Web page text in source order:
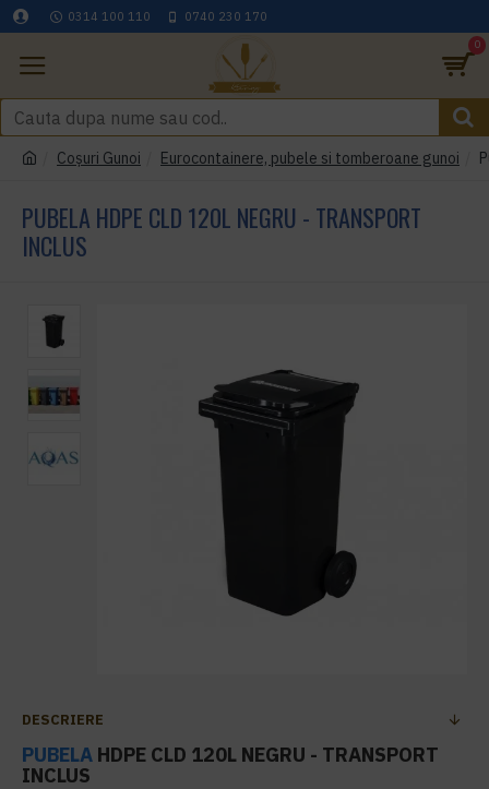
0314 100 110 0740 230 170
0
Coşuri Gunoi Eurocontainere, pubele si tomberoane gunoi
PUBELA HDPE CLD 120L NEGRU - TRANSPORT
INCLUS
DESCRIERE
PUBELA HDPE CLD 120L NEGRU - TRANSPORT
INCLUS